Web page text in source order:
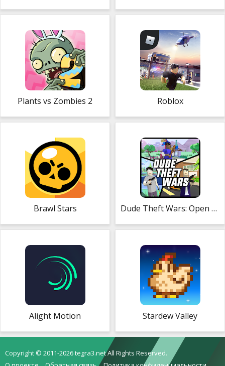
Plants vs Zombies 2 Roblox
Brawl Stars Dude Theft Wars: Open World Sandbox Simulator
Alight Motion Stardew Valley
Copyright © 2011-2026 tegra3.net All Rights Reserved.